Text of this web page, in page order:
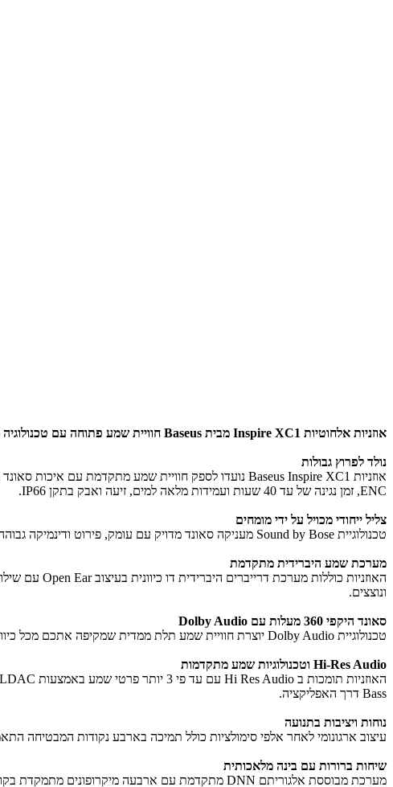
אוזניות אלחוטיות Inspire XC1 מבית Baseus חוויית שמע פתוחה עם טכנולוגיה מתקדמת ועיצוב חדשני
נולד לפרוץ גבולות
ENC, זמן נגינה של עד 40 שעות ועמידות מלאה למים, זיעה ואבק בתקן IP66.
צליל ייחודי מכויל על ידי מומחים
טכנולוגיית Sound by Bose מעניקה סאונד מדויק עם עומק, פירוט ודינמיקה גבוהה לצד צלילות יוצאת דופן. האוזניות מתוכננות בקפידה כדי לספק חוויית שמע איכותית בכל מקום ובכל מצב.
מערכת שמע היברידית מתקדמת
ונוצצים.
סאונד היקפי 360 מעלות עם Dolby Audio
טכנולוגיית Dolby Audio יוצרת חוויית שמע תלת ממדית שמקיפה אתכם מכל כיוון ומחייה כל פרט במוזיקה, סרטים ומשחקים. הפעלת Dolby Audio מתבצעת דרך אפליקציית Baseus.
Hi-Res Audio וטכנולוגיות שמע מתקדמות
Bass דרך האפליקציה.
נוחות ויציבות בתנועה
עיצוב ארגונומי לאחר אלפי סימולציות כולל תמיכה בארבע נקודות המבטיחה
שיחות ברורות עם בינה מלאכותית